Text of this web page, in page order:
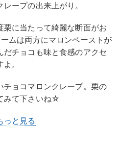
ープの出来上がり。
に当たって綺麗な断面がお
ムは両方にマロンペーストが
だチョコも味と食感のアクセ
。
チョコマロンクレープ。栗の
みて下さいね☆
っと見る